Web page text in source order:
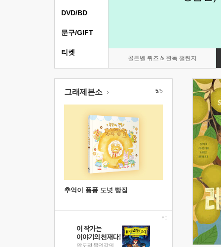
골든벨 퀴즈 & 완독 챌린지
DVD/BD
문구/GIFT
티켓
그래제본소
추억이 퐁퐁 도넛 빵집
5/5